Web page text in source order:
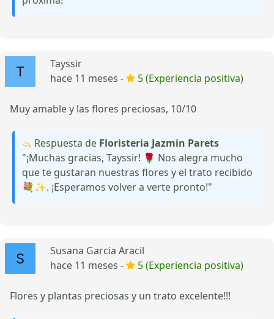
Tayssir
hace 11 meses -
5 (Experiencia positiva)
Muy amable y las flores preciosas, 10/10
Respuesta de Floristeria Jazmin Parets
"¡Muchas gracias, Tayssir! 🌹 Nos alegra mucho
que te gustaran nuestras flores y el trato recibido
💐✨. ¡Esperamos volver a verte pronto!"
Susana Garcia Aracil
hace 11 meses -
5 (Experiencia positiva)
Flores y plantas preciosas y un trato excelente!!!